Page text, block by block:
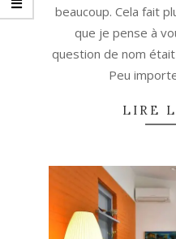
beaucoup. Cela fait
que je pense à
question de nom
Peu
LIRE